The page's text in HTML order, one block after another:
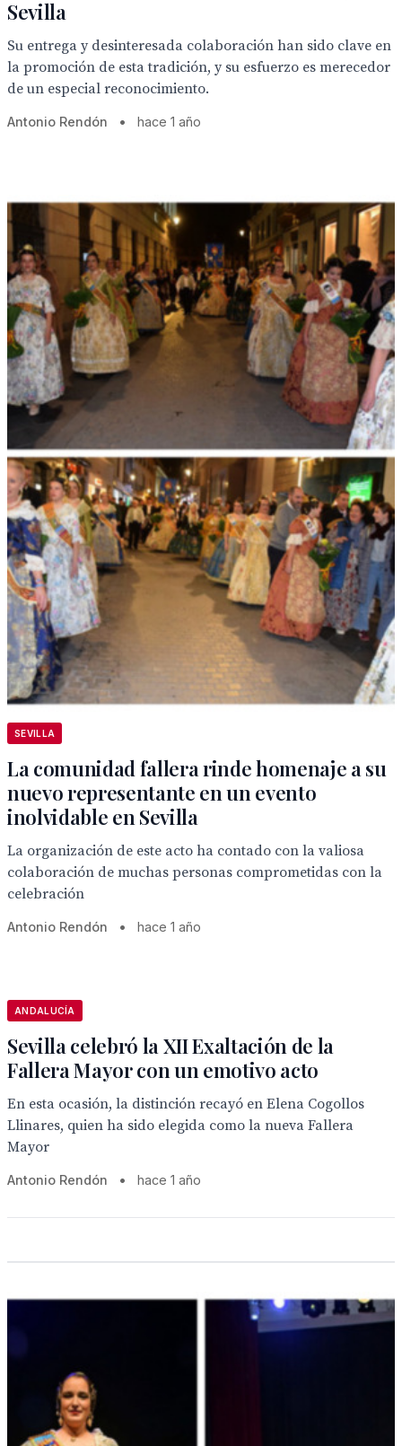
Sevilla
Su entrega y desinteresada colaboración han sido clave en
la promoción de esta tradición, y su esfuerzo es merecedor
de un especial reconocimiento.
Antonio Rendón • hace 1 año
SEVILLA
La comunidad fallera rinde homenaje a su
nuevo representante en un evento
inolvidable en Sevilla
La organización de este acto ha contado con la valiosa
colaboración de muchas personas comprometidas con la
celebración
Antonio Rendón • hace 1 año
ANDALUCÍA
Sevilla celebró la XII Exaltación de la
Fallera Mayor con un emotivo acto
En esta ocasión, la distinción recayó en Elena Cogollos
Llinares, quien ha sido elegida como la nueva Fallera
Mayor
Antonio Rendón • hace 1 año